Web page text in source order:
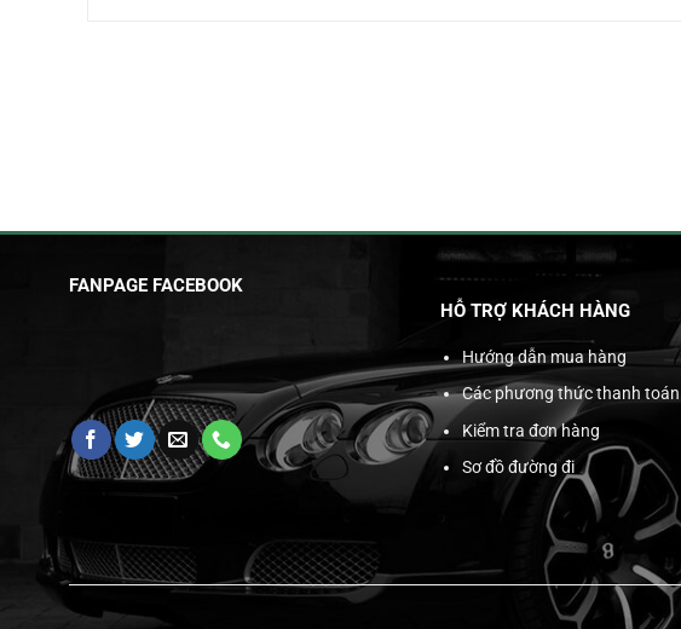
FANPAGE FACEBOOK
HỖ TRỢ KHÁCH HÀNG
Hướng dẫn mua hàng
Các phương thức thanh toán
Kiểm tra đơn hàng
Sơ đồ đường đi